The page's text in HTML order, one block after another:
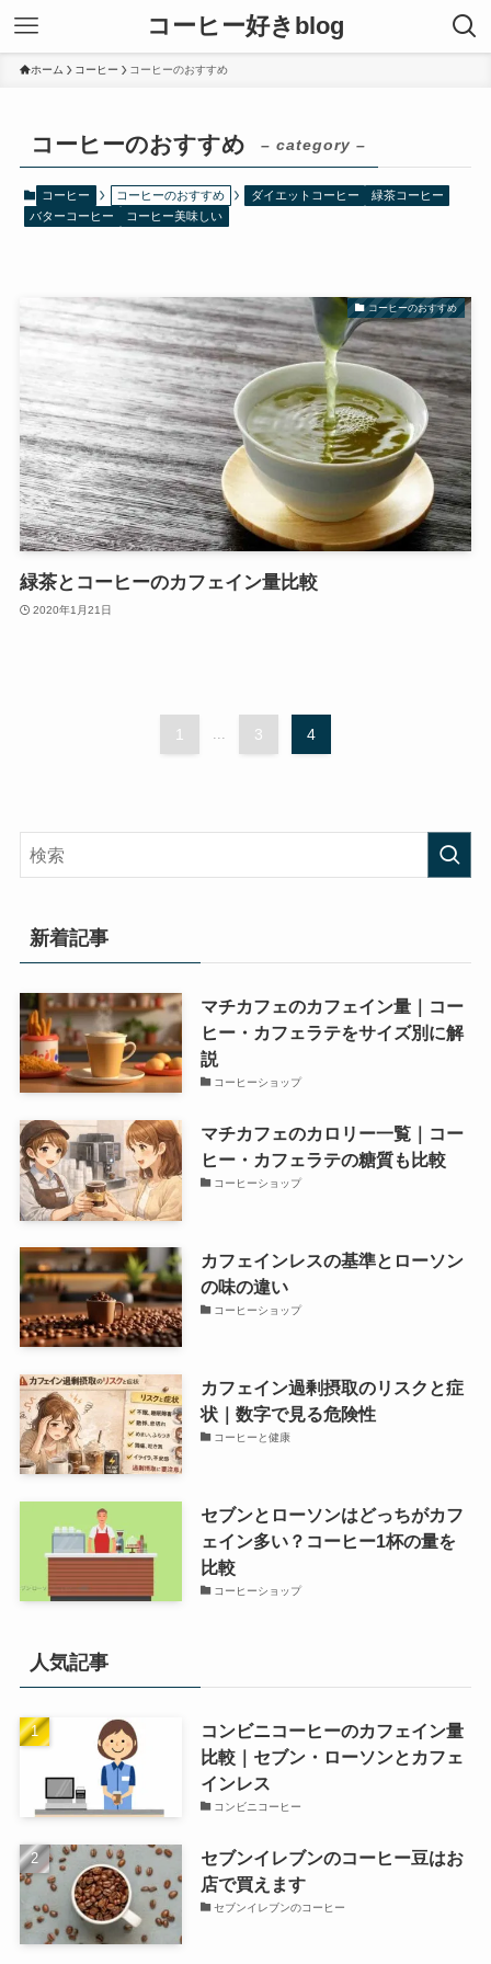
コーヒー好きblog
ホーム コーヒー コーヒーのおすすめ
コーヒーのおすすめ – category –
コーヒー コーヒーのおすすめ ダイエットコーヒー
緑茶コーヒー
バターコーヒー
コーヒー美味しい
コーヒーのおすすめ
緑茶とコーヒーのカフェイン量比較
2020年1月21日
1 ... 3 4
新着記事
マチカフェのカフェイン量｜コー
ヒー・カフェラテをサイズ別に解
説
コーヒーショップ
マチカフェのカロリー一覧｜コー
ヒー・カフェラテの糖質も比較
コーヒーショップ
カフェインレスの基準とローソン
の味の違い
コーヒーショップ
カフェイン過剰摂取のリスクと症
状｜数字で見る危険性
コーヒーと健康
セブンとローソンはどっちがカフ
ェイン多い？コーヒー1杯の量を
比較
コーヒーショップ
人気記事
コンビニコーヒーのカフェイン量
比較｜セブン・ローソンとカフェ
インレス
コンビニコーヒー
セブンイレブンのコーヒー豆はお
店で買えます
セブンイレブンのコーヒー